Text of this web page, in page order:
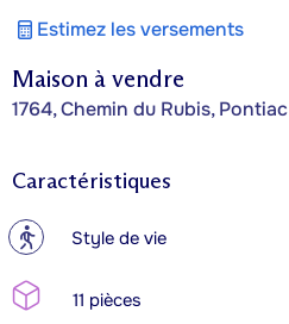
Maison à vendre
1764, Chemin du Rubis, Pontiac
Estimez les versements
Caractéristiques
? Style de vie
11 pièces